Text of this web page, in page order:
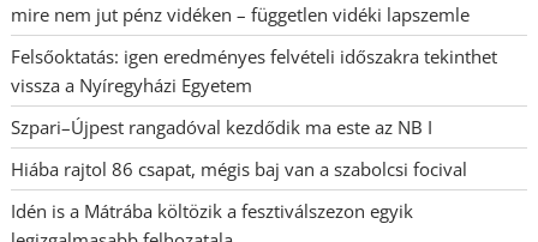
mire nem jut pénz vidéken – független vidéki lapszemle
Felsőoktatás: igen eredményes felvételi időszakra tekinthet
vissza a Nyíregyházi Egyetem
Szpari–Újpest rangadóval kezdődik ma este az NB I
Hiába rajtol 86 csapat, mégis baj van a szabolcsi focival
Idén is a Mátrába költözik a fesztiválszezon egyik